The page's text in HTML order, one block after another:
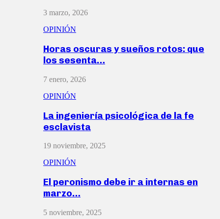
3 marzo, 2026
OPINIÓN
Horas oscuras y sueños rotos: que
los sesenta…
7 enero, 2026
OPINIÓN
La ingeniería psicológica de la fe
esclavista
19 noviembre, 2025
OPINIÓN
El peronismo debe ir a internas en
marzo…
5 noviembre, 2025